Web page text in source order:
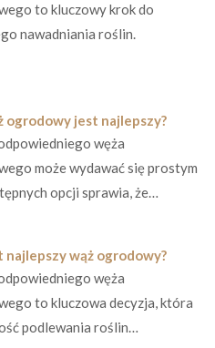
to kluczowy krok do
nawadniania roślin.
ogrodowy jest najlepszy?
węża
może wydawać się prostym
opcji sprawia, że…
najlepszy wąż ogrodowy?
węża
to kluczowa decyzja, która
podlewania roślin…